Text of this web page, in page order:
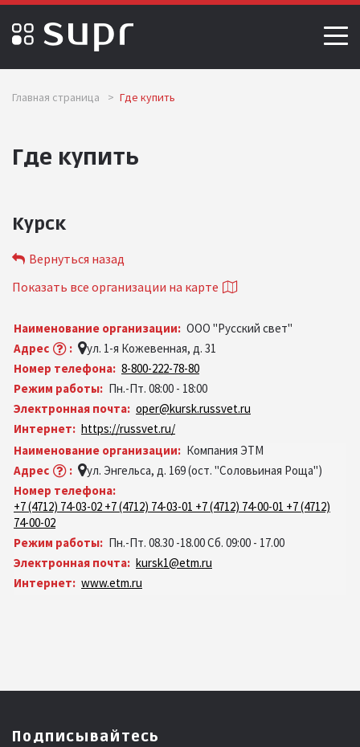
Главная страница > Где купить
Где купить
Курск
Показать все организации на карте
Вернуться назад
Наименование организации: ООО "Русский свет"
Адрес
:
ул. 1-я Кожевенная, д. 31
Номер телефона: 8-800-222-78-80
Режим работы: Пн.-Пт. 08:00 - 18:00
Электронная почта: oper@kursk.russvet.ru
Интернет: https://russvet.ru/
Наименование организации: Компания ЭТМ
Адрес
:
ул. Энгельса, д. 169 (ост. "Соловьиная Роща")
Номер телефона:
+7 (4712) 74-03-02 +7 (4712) 74-03-01 +7 (4712) 74-00-01 +7 (4712)
74-00-02
Режим работы: Пн.-Пт. 08.30 -18.00 Сб. 09:00 - 17.00
Электронная почта: kursk1@etm.ru
Интернет: www.etm.ru
Подписывайтесь